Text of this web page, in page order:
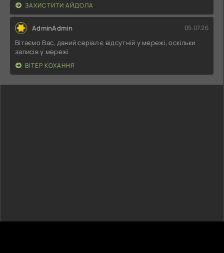
ЗАХИСТИТИ АЙДОЛА
AdminAdmin 05.07.26
Вітаємо Вас, даний серіал є відсутній у мережі, оскільки
записів у мережі
ВІТЕР КОХАННЯ